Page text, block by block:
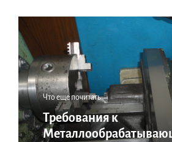
Что еще почитать:
Требования к